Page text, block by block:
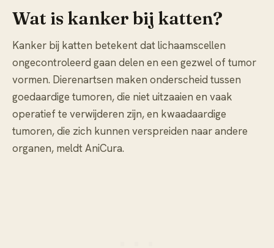
Wat is kanker bij katten?
Kanker bij katten betekent dat lichaamscellen
ongecontroleerd gaan delen en een gezwel of tumor
vormen. Dierenartsen maken onderscheid tussen
goedaardige tumoren, die niet uitzaaien en vaak
operatief te verwijderen zijn, en kwaadaardige
tumoren, die zich kunnen verspreiden naar andere
organen, meldt AniCura.